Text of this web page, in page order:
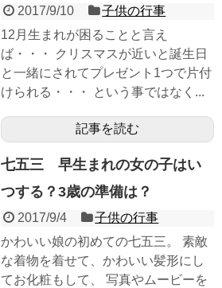
2017/9/10
子供の行事
12月生まれが困ることと言え
ば・・・ クリスマスが近いと誕生日
と一緒にされてプレゼント1つで片付
けられる・・・ という事ではなく...
記事を読む
七五三 早生まれの女の子はい
つする？3歳の準備は？
2017/9/4
子供の行事
かわいい娘の初めての七五三。 素敵
な着物を着せて、かわいい髪形にし
てお化粧もして、 写真やムービーを